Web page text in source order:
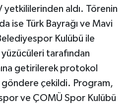
yetkililerinden aldı. Törenin
ise Türk Bayrağı ve Mavi
Kulübü ile
tarafından
getirilerek protokol
göndere çekildi. Program,
ve ÇOMÜ Spor Kulübü